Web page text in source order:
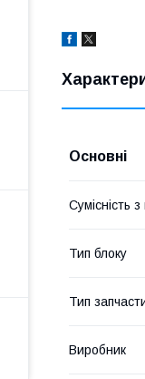
Основні
Сумісність
Тип блоку
Тип
Виробник